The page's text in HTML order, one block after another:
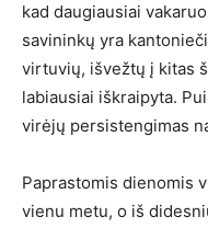
kad daugiausiai
savininkų yra
virtuvių, išvežtų į kitas
labiausiai iškraipyta.
virėjų persistengimas
Paprastomis dienomis
vienu metu, o iš